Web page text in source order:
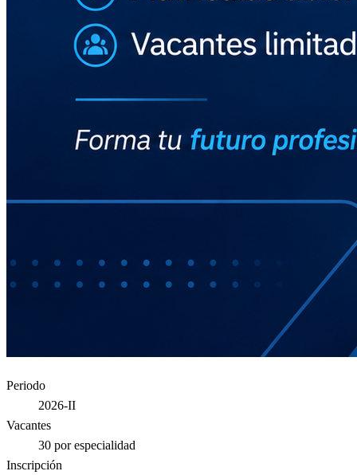
Periodo
2026-II
Vacantes
30 por especialidad
Inscripción